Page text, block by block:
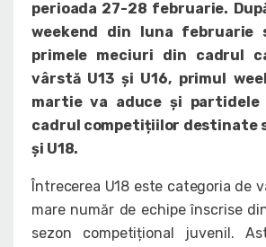
perioada 27-28 februarie.
weekend din luna februarie
primele meciuri din cadrul
vârstă U13 și U16, primul
martie va aduce și
cadrul competițiilor destinate
și U18.
Întrecerea U18 este categoria de
mare număr de echipe înscrise
sezon competițional juvenil.